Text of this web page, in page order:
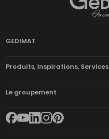
GEDIMAT
Produits, Inspirations, Services
Le groupement